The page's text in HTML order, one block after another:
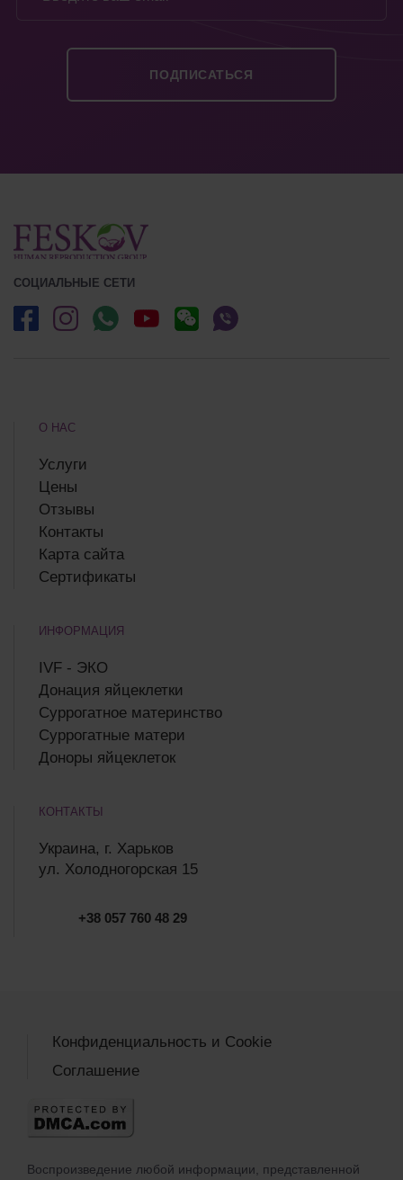
СОЦИАЛЬНЫЕ СЕТИ
О НАС
Услуги
Цены
Отзывы
Контакты
Карта сайта
Сертификаты
ИНФОРМАЦИЯ
IVF - ЭКО
Донация яйцеклетки
Суррогатное материнство
Суррогатные матери
Доноры яйцеклеток
КОНТАКТЫ
Украина, г. Харьков
ул. Холодногорская 15
+38 057 760 48 29
Воспроизведение любой информации, представленной
Конфиденциальность и Cookie
Соглашение